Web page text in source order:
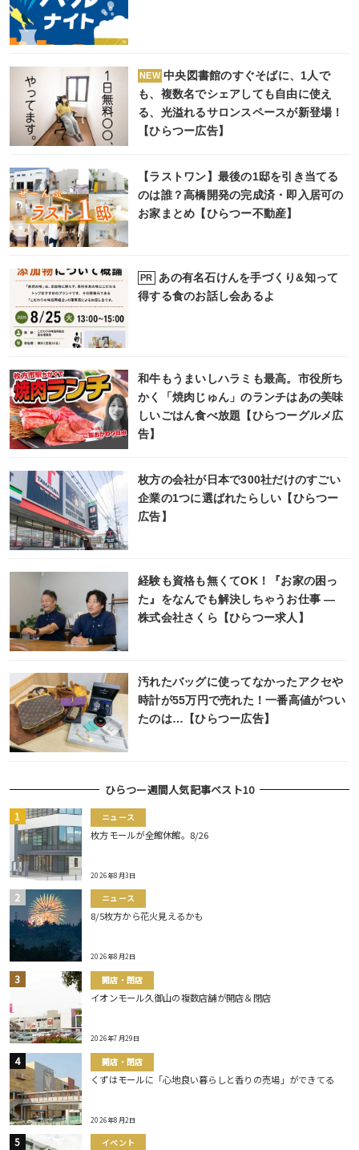
NEW 中央図書館のすぐそばに、1人で
も、複数名でシェアしても自由に使え
る、光溢れるサロンスペースが新登場！
【ひらつー広告】
【ラストワン】最後の1邸を引き当てる
のは誰？高橋開発の完成済・即入居可の
お家まとめ【ひらつー不動産】
PR
あの有名石けんを手づくり&知って
得する食のお話し会あるよ
和牛もうまいしハラミも最高。市役所ち
かく「焼肉じゅん」のランチはあの美味
しいごはん食べ放題【ひらつーグルメ広
告】
枚方の会社が日本で300社だけのすごい
企業の1つに選ばれたらしい【ひらつー
広告】
経験も資格も無くてOK！『お家の困っ
た』をなんでも解決しちゃうお仕事 ―
株式会社さくら【ひらつー求人】
汚れたバッグに使ってなかったアクセや
時計が55万円で売れた！一番高値がつい
たのは…【ひらつー広告】
ひらつー週間人気記事ベスト10
ニュース
枚方モールが全館休館。8/26
2026年8月3日
ニュース
8/5枚方から花火見えるかも
2026年8月2日
開店・閉店
イオンモール久御山の複数店舗が開店＆閉店
2026年7月29日
開店・閉店
くずはモールに「心地良い暮らしと香りの売場」ができてる
2026年8月2日
イベント